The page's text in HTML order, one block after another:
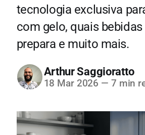
tecnologia exclusiva
com gelo, quais
prepara e muito mais.
Arthur Saggioratto
18 Mar 2026 — 7 min